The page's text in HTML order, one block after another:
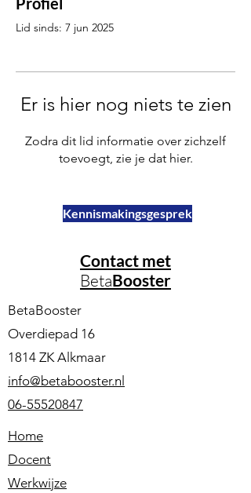
Lid sinds: 7 jun 2025
Er is hier nog niets te zien
Zodra dit lid informatie over zichzelf
toevoegt, zie je dat hier.
Kennismakingsgesprek
Contact met
BetaBooster
BetaBooster
Overdiepad 16
1814 ZK Alkmaar
info@betabooster.nl
06-55520847
Home
Docent
Werkwijze